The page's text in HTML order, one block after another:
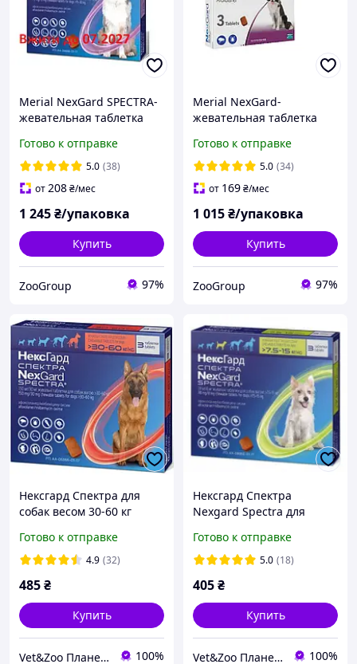
Merial NexGard SPECTRA-
жевательная таблетка
таблетки
Готово к отправке
5.0 (38)
от208₴/мес
1 245₴/упаковка
Купить
ZooGroup 97%
Merial NexGard-
жевательная таблетка
кг) 3 таблетки
Готово к отправке
5.0 (34)
от 169₴/мес
1 015₴/упаковка
Купить
ZooGroup 97%
Нексгард Спектра для
собак весом 30-60 кг
клещей, 1 табл
Готово к отправке
4.9 (32)
485₴
Купить
Vet&Zoo Планета 100%
Нексгард Спектра
Nexgard Spectra для
таблетки от блох и
клещей, 1 табл
Готово к отправке
5.0 (18)
405₴
Купить
Vet&Zoo Планета 100%